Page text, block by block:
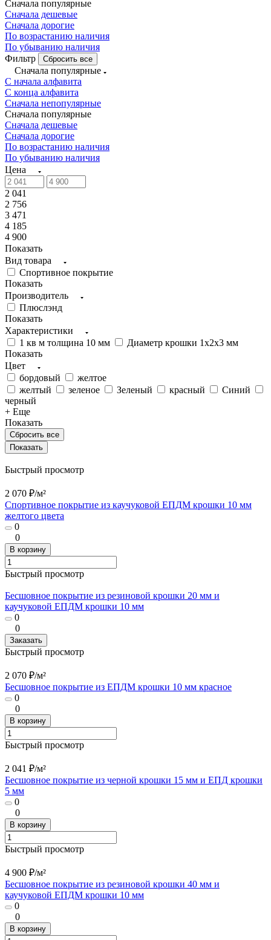
Сначала популярные
Сначала дешевые
Сначала дорогие
По возрастанию наличия
По убыванию наличия
Фильтр
Сбросить все
Сначала популярные
С начала алфавита
С конца алфавита
Сначала непопулярные
Сначала популярные
Сначала дешевые
Сначала дорогие
По возрастанию наличия
По убыванию наличия
Цена
2 041
2 756
3 471
4 185
4 900
Показать
Вид товара
Спортивное покрытие
Показать
Производитель
Плюслэнд
Показать
Характеристики
1 кв м толщина 10 мм
Диаметр крошки 1х2х3 мм
Показать
Цвет
бордовый
желтое
желтый
зеленое Зеленый красный
Синий
черный
+ Еще
Показать
Сбросить все
Быстрый просмотр
2 070 ₽/м²
Спортивное покрытие из каучуковой ЕПДМ крошки 10 мм
желтого цвета
0
0
В корзину
Быстрый просмотр
Бесшовное покрытие из резиновой крошки 20 мм и
каучуковой ЕПДМ крошки 10 мм
0
0
Заказать
Быстрый просмотр
2 070 ₽/м²
Бесшовное покрытие из ЕПДМ крошки 10 мм красное
0
0
В корзину
Быстрый просмотр
2 041 ₽/м²
Бесшовное покрытие из черной крошки 15 мм и ЕПД крошки
5 мм
0
0
В корзину
Быстрый просмотр
4 900 ₽/м²
Бесшовное покрытие из резиновой крошки 40 мм и
каучуковой ЕПДМ крошки 10 мм
0
0
В корзину